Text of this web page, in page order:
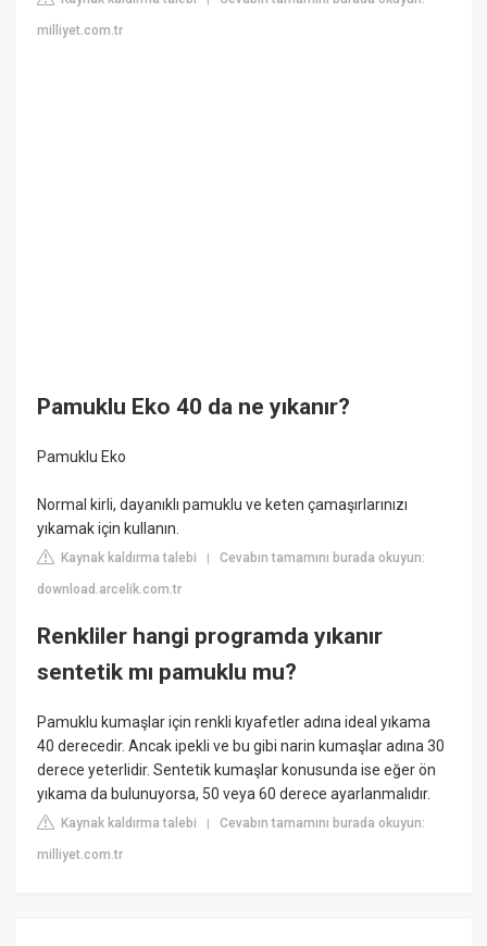
milliyet.com.tr
Pamuklu Eko 40 da ne yıkanır?
Pamuklu Eko
Normal kirli, dayanıklı pamuklu ve keten çamaşırlarınızı
yıkamak için kullanın.
Kaynak kaldırma talebi |Cevabın tamamını burada okuyun:
download.arcelik.com.tr
Renkliler hangi programda yıkanır
sentetik mı pamuklu mu?
Pamuklu kumaşlar için renkli kıyafetler adına ideal yıkama
40 derecedir. Ancak ipekli ve bu gibi narin kumaşlar adına 30
derece yeterlidir. Sentetik kumaşlar konusunda ise eğer ön
yıkama da bulunuyorsa, 50 veya 60 derece ayarlanmalıdır.
Kaynak kaldırma talebi |Cevabın tamamını burada okuyun:
milliyet.com.tr